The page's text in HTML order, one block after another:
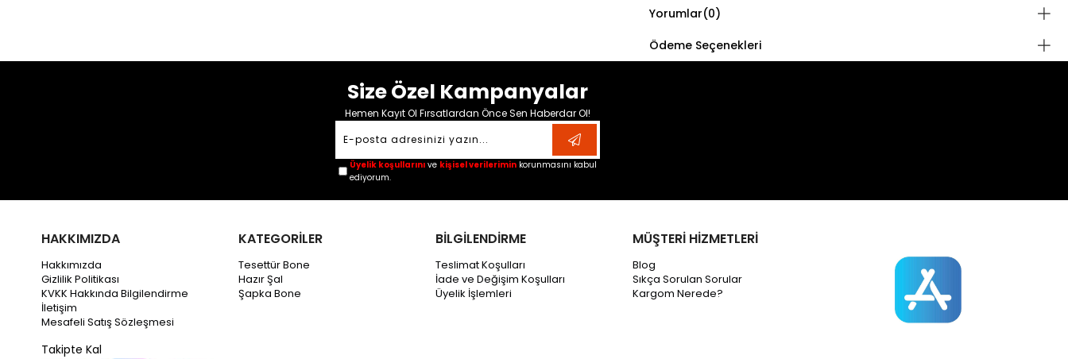
Yorumlar(0)
Ödeme Seçenekleri
Size Özel Kampanyalar
Hemen Kayıt Ol Fırsatlardan Önce Sen Haberdar Ol!
Üyelik koşullarını ve kişisel verilerimin korunmasını kabul
ediyorum.
HAKKIMIZDA
Hakkımızda
Gizlilik Politikası
KVKK Hakkında Bilgilendirme
İletişim
Mesafeli Satış Sözleşmesi
Takipte Kal
KATEGORİLER
Tesettür Bone
Hazır Şal
Şapka Bone
BİLGİLENDİRME
Teslimat Koşulları
İade ve Değişim Koşulları
Üyelik İşlemleri
MÜŞTERİ HİZMETLERİ
Blog
Sıkça Sorulan Sorular
Kargom Nerede?